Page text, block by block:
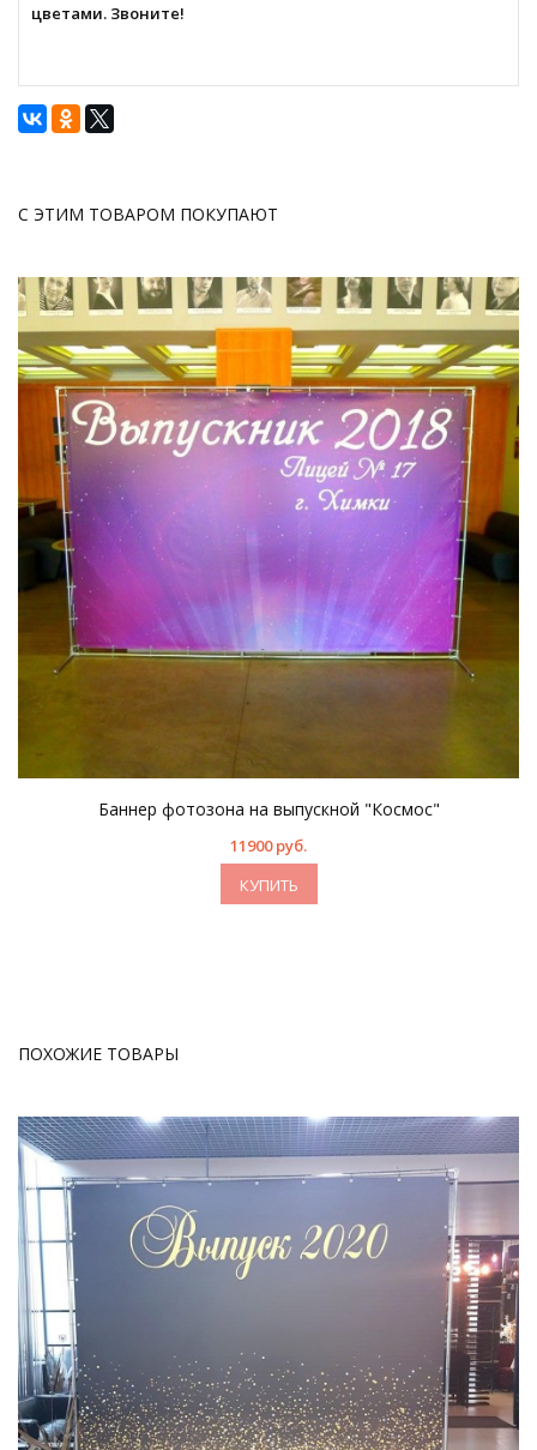
цветами. Звоните!
С ЭТИМ ТОВАРОМ ПОКУПАЮТ
Баннер фотозона на выпускной "Космос"
11900 руб.
КУПИТЬ
ПОХОЖИЕ ТОВАРЫ